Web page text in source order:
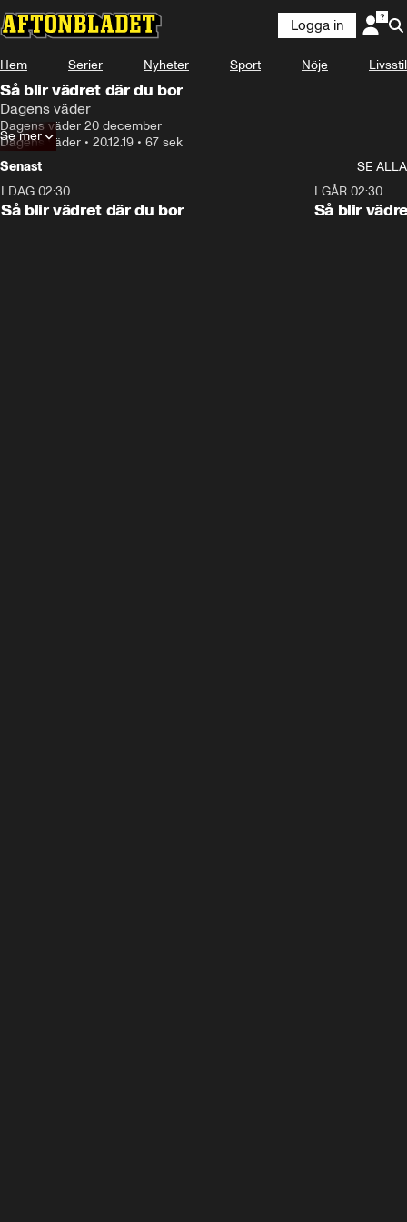
Logga in
Hem Serier Nyheter Sport Nöje Livsstil
Så blir vädret där du bor
Dagens väder
Dagens väder 20 december
Dagens väder • 20.12.19 • 67 sek
Se mer
Senast
SE ALLA
I DAG 02:30
Så blir vädret där du bor
I GÅR 02:30
Så blir